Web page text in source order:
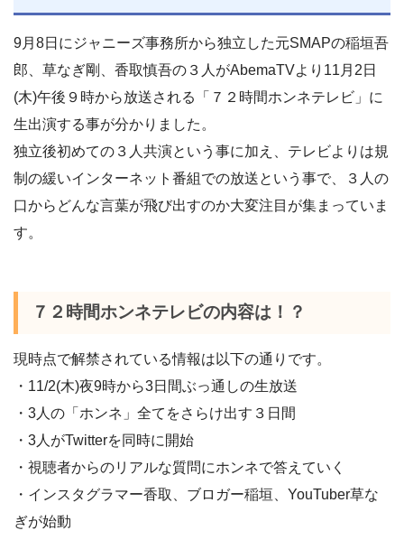
9月8日にジャニーズ事務所から独立した元SMAPの稲垣吾
郎、草なぎ剛、香取慎吾の３人がAbemaTVより11月2日
(木)午後９時から放送される「７２時間ホンネテレビ」に
生出演する事が分かりました。
独立後初めての３人共演という事に加え、テレビよりは規
制の緩いインターネット番組での放送という事で、３人の
口からどんな言葉が飛び出すのか大変注目が集まっていま
す。
７２時間ホンネテレビの内容は！？
現時点で解禁されている情報は以下の通りです。
・11/2(木)夜9時から3日間ぶっ通しの生放送
・3人の「ホンネ」全てをさらけ出す３日間
・3人がTwitterを同時に開始
・視聴者からのリアルな質問にホンネで答えていく
・インスタグラマー香取、ブロガー稲垣、YouTuber草な
ぎが始動